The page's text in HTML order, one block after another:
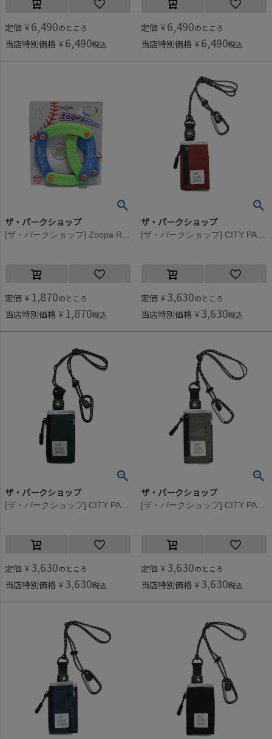
定価 ¥ 6,490のところ
当店特別価格 ¥ 6,490税込
定価 ¥ 6,490のところ
当店特別価格 ¥ 6,490税込
ザ・パークショップ
定価 ¥ 1,870のところ
当店特別価格 ¥ 1,870税込
ザ・パークショップ
定価 ¥ 3,630のところ
当店特別価格 ¥ 3,630税込
ザ・パークショップ
定価 ¥ 3,630のところ
当店特別価格 ¥ 3,630税込
ザ・パークショップ
定価 ¥ 3,630のところ
当店特別価格 ¥ 3,630税込